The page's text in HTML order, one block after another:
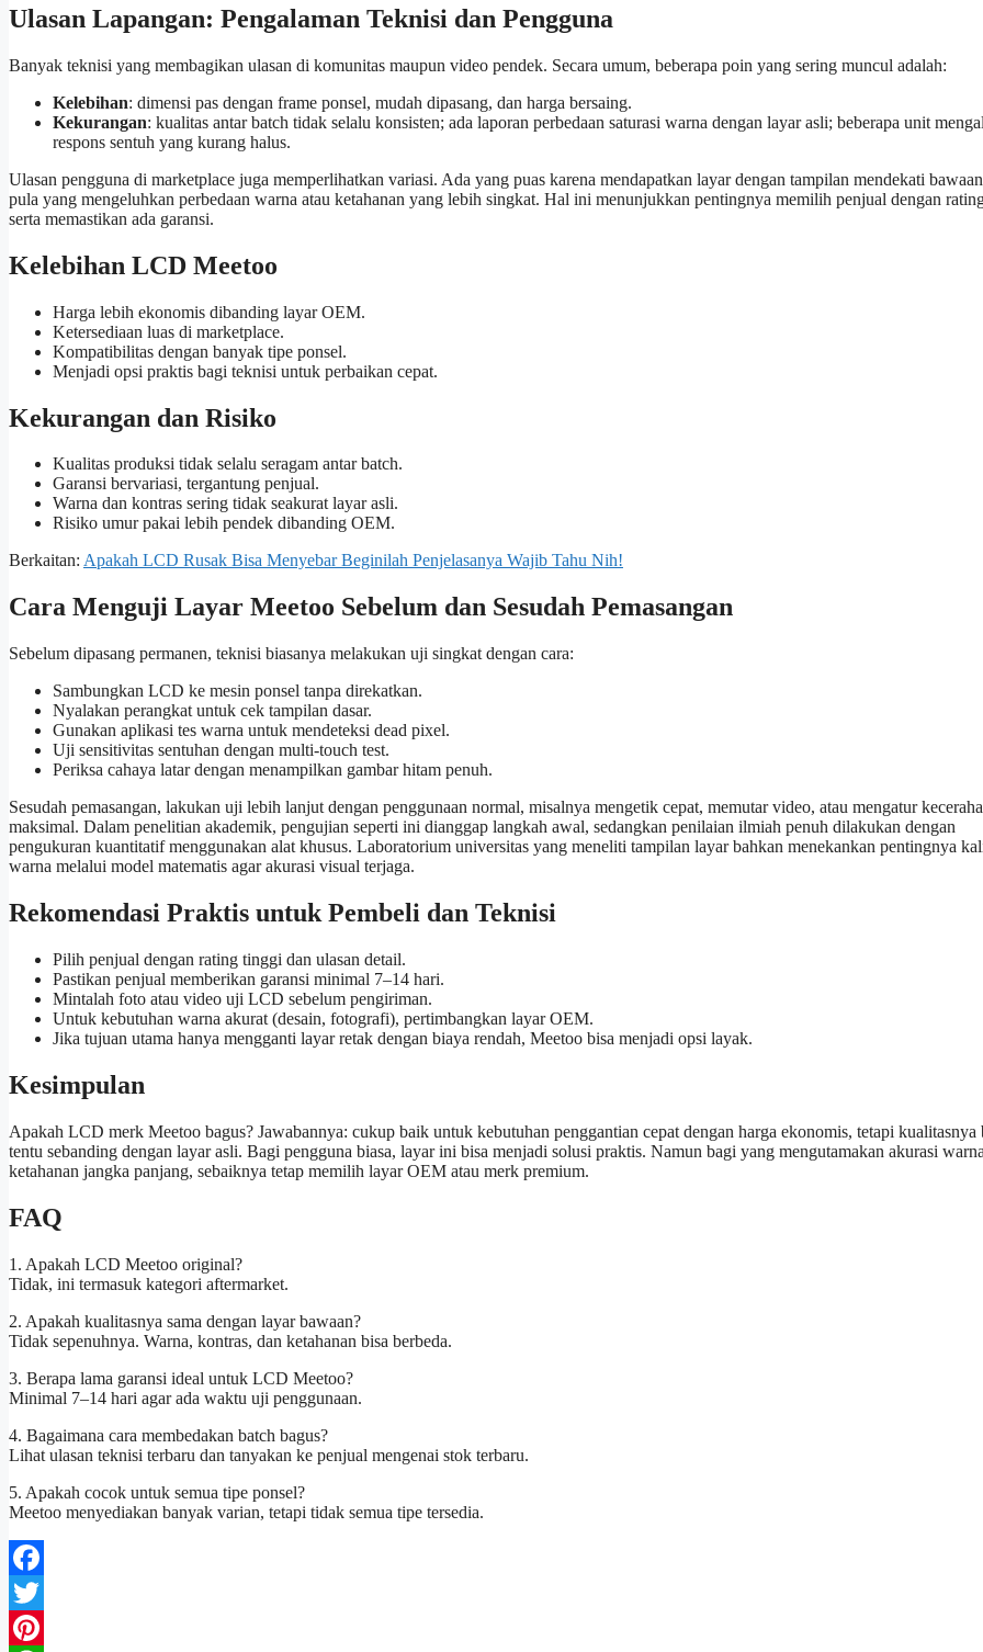
Ulasan Lapangan: Pengalaman Teknisi dan Pengguna
Banyak teknisi yang membagikan ulasan di komunitas maupun video pendek. Secara umum, beberapa poin yang sering muncul adalah:
Kelebihan: dimensi pas dengan frame ponsel, mudah dipasang, dan harga bersaing.
Kekurangan: kualitas antar batch tidak selalu konsisten; ada laporan perbedaan saturasi warna dengan layar asli; beberapa unit
respons sentuh yang kurang halus.
Ulasan pengguna di marketplace juga memperlihatkan variasi. Ada yang puas karena mendapatkan layar dengan tampilan mendekati
pula yang mengeluhkan perbedaan warna atau ketahanan yang lebih singkat. Hal ini menunjukkan pentingnya memilih penjual dengan
serta memastikan ada garansi.
Kelebihan LCD Meetoo
Harga lebih ekonomis dibanding layar OEM.
Ketersediaan luas di marketplace.
Kompatibilitas dengan banyak tipe ponsel.
Menjadi opsi praktis bagi teknisi untuk perbaikan cepat.
Kekurangan dan Risiko
Kualitas produksi tidak selalu seragam antar batch.
Garansi bervariasi, tergantung penjual.
Warna dan kontras sering tidak seakurat layar asli.
Risiko umur pakai lebih pendek dibanding OEM.
Berkaitan: Apakah LCD Rusak Bisa Menyebar Beginilah Penjelasanya Wajib Tahu Nih!
Cara Menguji Layar Meetoo Sebelum dan Sesudah Pemasangan
Sebelum dipasang permanen, teknisi biasanya melakukan uji singkat dengan cara:
Sambungkan LCD ke mesin ponsel tanpa direkatkan.
Nyalakan perangkat untuk cek tampilan dasar.
Gunakan aplikasi tes warna untuk mendeteksi dead pixel.
Uji sensitivitas sentuhan dengan multi-touch test.
Periksa cahaya latar dengan menampilkan gambar hitam penuh.
Sesudah pemasangan, lakukan uji lebih lanjut dengan penggunaan normal, misalnya mengetik cepat, memutar video, atau mengatur
maksimal. Dalam penelitian akademik, pengujian seperti ini dianggap langkah awal, sedangkan penilaian ilmiah penuh dilakukan dengan
pengukuran kuantitatif menggunakan alat khusus. Laboratorium universitas yang meneliti tampilan layar bahkan menekankan pentingnya
warna melalui model matematis agar akurasi visual terjaga.
Rekomendasi Praktis untuk Pembeli dan Teknisi
Pilih penjual dengan rating tinggi dan ulasan detail.
Pastikan penjual memberikan garansi minimal 7–14 hari.
Mintalah foto atau video uji LCD sebelum pengiriman.
Untuk kebutuhan warna akurat (desain, fotografi), pertimbangkan layar OEM.
Jika tujuan utama hanya mengganti layar retak dengan biaya rendah, Meetoo bisa menjadi opsi layak.
Kesimpulan
Apakah LCD merk Meetoo bagus? Jawabannya: cukup baik untuk kebutuhan penggantian cepat dengan harga ekonomis, tetapi kualitasnya
tentu sebanding dengan layar asli. Bagi pengguna biasa, layar ini bisa menjadi solusi praktis. Namun bagi yang mengutamakan akurasi
ketahanan jangka panjang, sebaiknya tetap memilih layar OEM atau merk premium.
FAQ
1. Apakah LCD Meetoo original?
Tidak, ini termasuk kategori aftermarket.
2. Apakah kualitasnya sama dengan layar bawaan?
Tidak sepenuhnya. Warna, kontras, dan ketahanan bisa berbeda.
3. Berapa lama garansi ideal untuk LCD Meetoo?
Minimal 7–14 hari agar ada waktu uji penggunaan.
4. Bagaimana cara membedakan batch bagus?
Lihat ulasan teknisi terbaru dan tanyakan ke penjual mengenai stok terbaru.
5. Apakah cocok untuk semua tipe ponsel?
Meetoo menyediakan banyak varian, tetapi tidak semua tipe tersedia.
Facebook
Twitter